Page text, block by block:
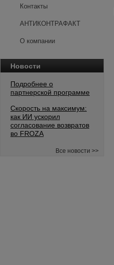
Контакты
АНТИКОНТРАФАКТ
О компании
Новости
Подробнее о
партнерской программе
Скорость на максимум:
как ИИ ускорил
согласование возвратов
во FROZA
Все новости >>